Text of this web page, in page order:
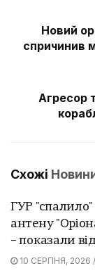
Новий
спричинив
Агресор
Схожі
ГУР "спалило"
антену
– показали
10 СЕРПНЯ, 2026 /